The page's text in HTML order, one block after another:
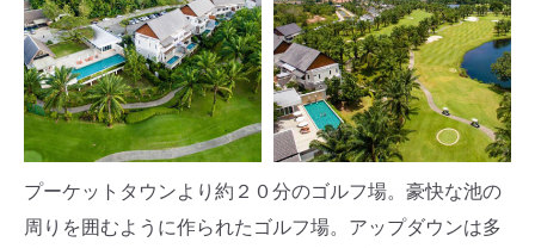
プーケットタウンより約２０分のゴルフ場。豪快な池の
周りを囲むように作られたゴルフ場。アップダウンは多